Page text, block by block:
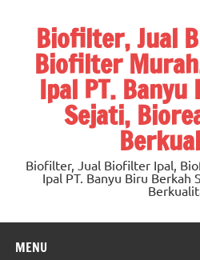
contentBiofilter, Jual
Biofilter
Ipal PT.
Sejati,
Biofilter, Jual Biofilter Ipal,
Ipal PT. Banyu Biru Berkah
MENU